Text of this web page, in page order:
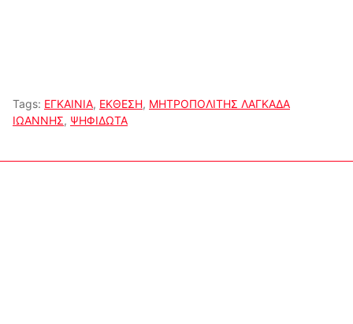
Tags: ΕΓΚΑΙΝΙΑ, ΕΚΘΕΣΗ, ΜΗΤΡΟΠΟΛΙΤΗΣ ΛΑΓΚΑΔΑ
ΙΩΑΝΝΗΣ, ΨΗΦΙΔΩΤΑ